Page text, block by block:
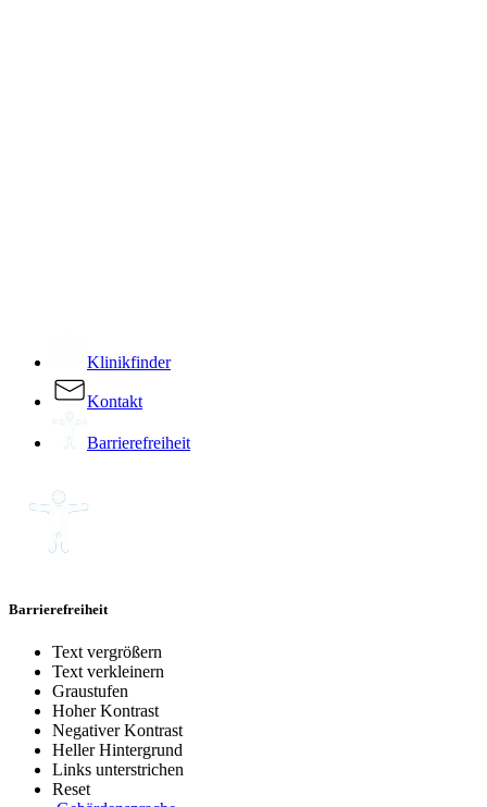
Klinikfinder
Kontakt
Barrierefreiheit
Barrierefreiheit
Text vergrößern
Text verkleinern
Graustufen
Hoher Kontrast
Negativer Kontrast
Heller Hintergrund
Links unterstrichen
Reset